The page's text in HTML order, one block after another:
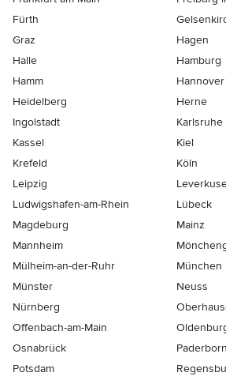
Fürth
Graz
Hagen
Halle
Hamburg
Hamm
Hannover
Heidelberg
Herne
Ingolstadt
Karlsruhe
Kassel
Kiel
Krefeld
Köln
Leipzig
Ludwigshafen-am-Rhein
Lübeck
Magdeburg
Mainz
Mannheim
Mülheim-an-der-Ruhr
München
Münster
Neuss
Nürnberg
Offenbach-am-Main
Osnabrück
Paderborn
Potsdam